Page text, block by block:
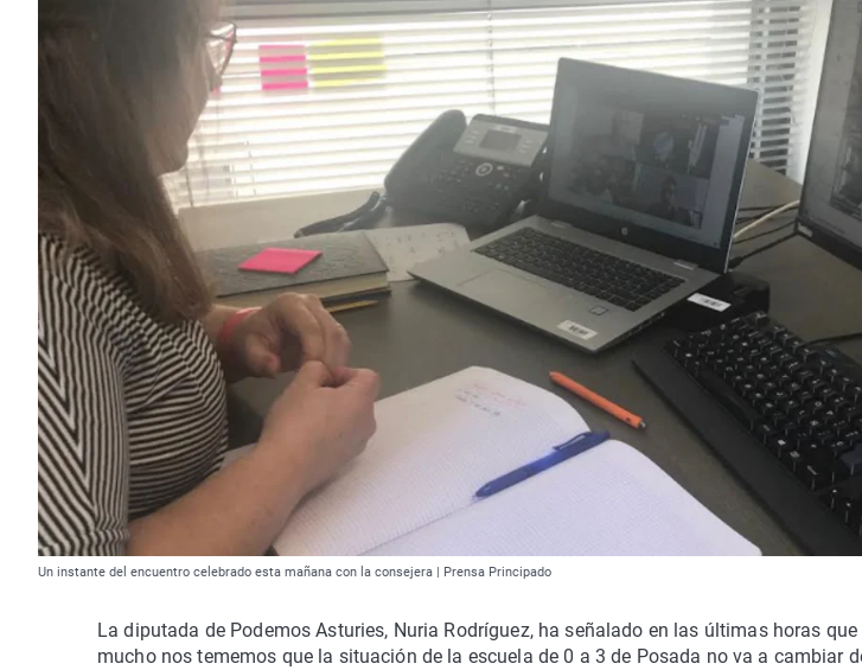
Un instante del encuentro celebrado esta mañana con la consejera | Prensa Principado
La diputada de Podemos Asturies, Nuria Rodríguez, ha señalado en las últimas horas
mucho nos tememos que la situación de la escuela de 0 a 3 de Posada no va a cambiar